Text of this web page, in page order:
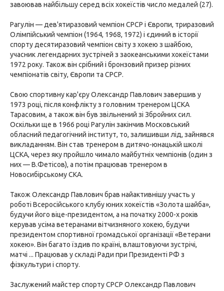
завоював найбільшу серед всіх хокеїстів число медалей (27).
Рагулін — дев'ятиразовий чемпіон СРСР і Європи, триразовий
Олімпійський чемпіон (1964, 1968, 1972) і єдиний в історії
спорту десятиразовий чемпіон світу з хокею з шайбою,
учасник легендарних зустрічей з заокеанськими хокеїстами
1972 року. Також він срібний і бронзовий призер різних
чемпіонатів світу, Європи та СРСР.
Свою спортивну кар'єру Олександр Павлович завершив у
1973 році, після конфлікту з головним тренером ЦСКА
Тарасовим, а також він був звільнений зі Збройних сил.
Оскільки ще в 1966 році Рагулін закінчив Московський
обласний педагогічний інститут, то, залишивши лід, зайнявся
викладанням. Він став тренером в дитячо-юнацькій школі
ЦСКА, через яку пройшло чимало майбутніх чемпіонів (один з
них — В.Фетісов), а потім працював тренером в
Новосибірському СКА.
Також Олександр Павлович брав найактивнішу участь у
роботі Всеросійського клубу юних хокеїстів «Золота шайба»,
будучи його віце-президентом, а на початку 2000-х років
керував усіма ветеранами вітчизняного хокею, будучи
президентом спортивної громадської організації «Ветерани
хокею». Він багато їздив по країні, влаштовуючи зустрічі,
матчі ... Працював у складі Ради при Президенті РФ з
фізкультури і спорту.
Заслужений майстер спорту СРСР Олександр Павлович